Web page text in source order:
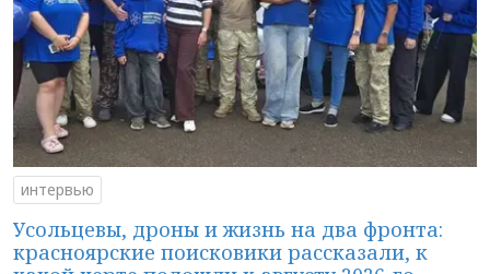
интервью
Усольцевы, дроны и жизнь на два фронта:
красноярские поисковики рассказали, к